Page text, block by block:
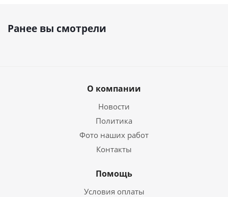
Ранее вы смотрели
О компании
Новости
Политика
Фото наших работ
Контакты
Помощь
Условия оплаты